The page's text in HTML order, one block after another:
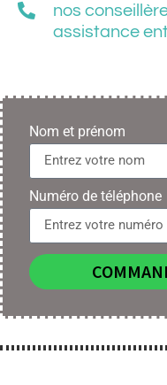
nos
assistance
Nom et prénom
Numéro de téléphone